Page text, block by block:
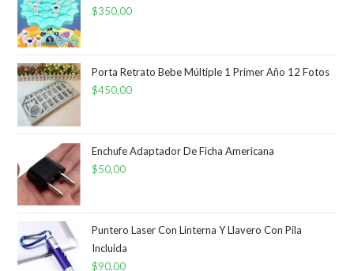
$350,00
Porta Retrato Bebe Múltiple 1 Primer Año 12 Fotos
$450,00
Enchufe Adaptador De Ficha Americana
$50,00
Puntero Laser Con Linterna Y Llavero Con Pila
Incluida
$90,00